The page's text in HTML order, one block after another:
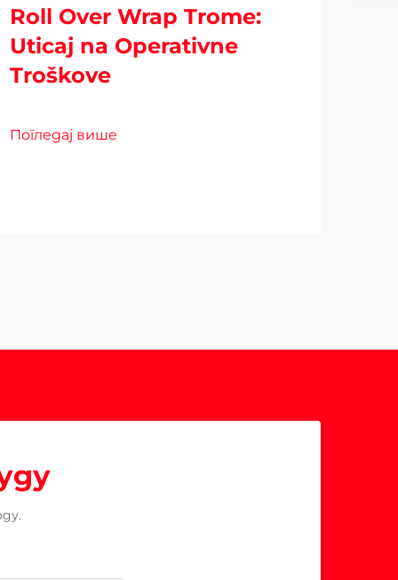
Roll Over Wrap Trome:
Uticaj na Operativne
Troškove
Погледај више